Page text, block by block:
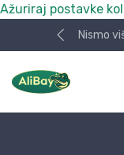
Ažuriraj postavke
Nismo